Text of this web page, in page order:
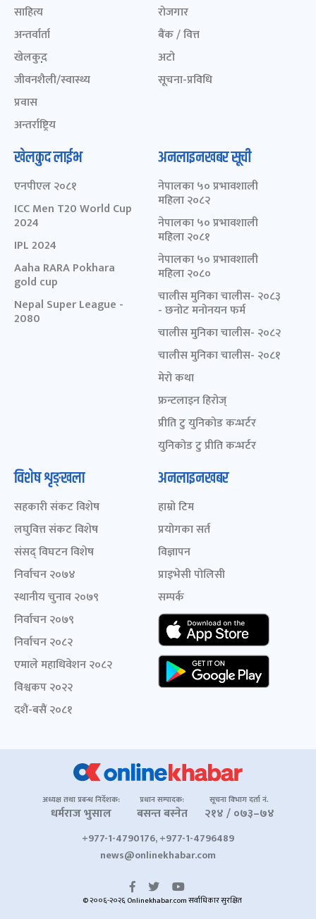
साहित्य
अन्तर्वार्ता
खेलकुद़़
जीवनशैली/स्वास्थ्य
प्रवास
अन्तर्राष्ट्रिय
रोजगार
बैंक / वित्त
अटो
सूचना-प्रविधि
खेलकुद लाईभ
एनपीएल २०८१
ICC Men T20 World Cup
2024
IPL 2024
Aaha RARA Pokhara
gold cup
Nepal Super League -
2080
अनलाइनखबर सूची
नेपालका ५० प्रभावशाली
महिला २०८२
नेपालका ५० प्रभावशाली
महिला २०८१
नेपालका ५० प्रभावशाली
महिला २०८०
चालीस मुनिका चालीस- २०८३
- छनोट मनोनयन फर्म
चालीस मुनिका चालीस- २०८२
चालीस मुनिका चालीस- २०८१
मेरो कथा
फ्रन्टलाइन हिरोज्
प्रीति टु युनिकोड कन्भर्टर
युनिकोड टु प्रीति कन्भर्टर
विशेष शृङ्खला
सहकारी संकट विशेष
लघुवित्त संकट विशेष
संसद् विघटन विशेष
निर्वाचन २०७४
स्थानीय चुनाव २०७९
निर्वाचन २०७९
निर्वाचन २०८२
एमाले महाधिवेशन २०८२
विश्वकप २०२२
दशैं-बसैं २०८१
अनलाइनखबर
हाम्रो टिम
प्रयोगका सर्त
विज्ञापन
प्राइभेसी पोलिसी
सम्पर्क
अध्यक्ष तथा प्रबन्ध निर्देशक:
धर्मराज भुसाल
प्रधान सम्पादक:
बसन्त बस्नेत
सूचना विभाग दर्ता नं.
२१४ / ०७३–७४
+977-1-4790176, +977-1-4796489
news@onlinekhabar.com
© २००६-२०२६ Onlinekhabar.com सर्वाधिकार सुरक्षित